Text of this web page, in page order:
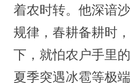
着农时转。他深谙
规律，春耕备耕时
下，就怕农户手里
夏季突遇冰雹等极